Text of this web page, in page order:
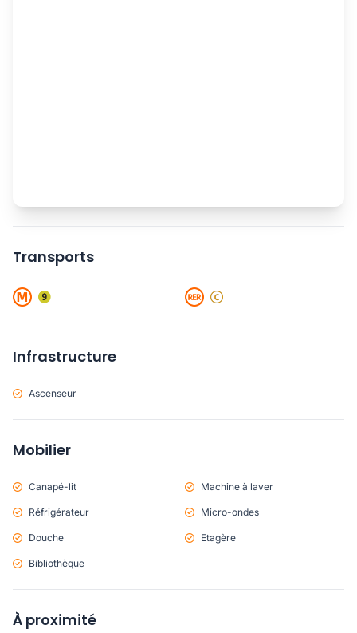
Transports
Infrastructure
Ascenseur
Mobilier
Canapé-lit Machine à laver
Réfrigérateur Micro-ondes
Douche Etagère
Bibliothèque
À proximité